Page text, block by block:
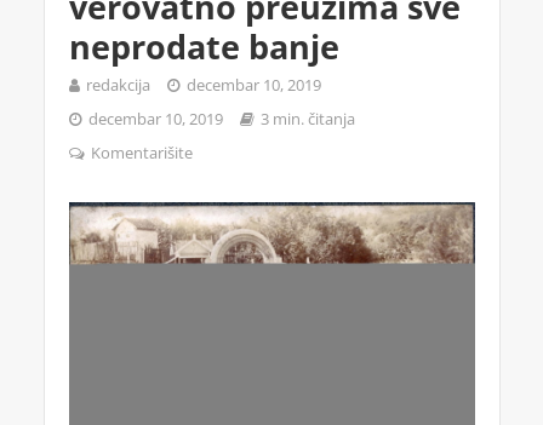
neprodate banje
redakcija
decembar 10, 2019
decembar 10, 2019
3 min. čitanja
Komentarišite